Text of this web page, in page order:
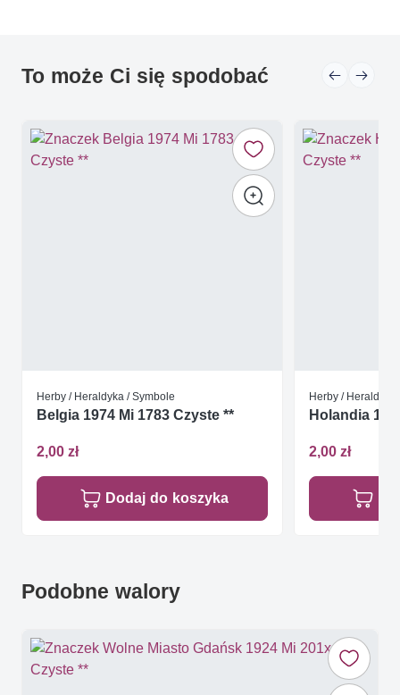
To może Ci się spodobać
Herby / Heraldyka / Symbole
Belgia 1974 Mi 1783 Czyste **
2,00 zł
Dodaj do koszyka
Herby / Heraldyka
Holandia
2,00 zł
Podobne walory